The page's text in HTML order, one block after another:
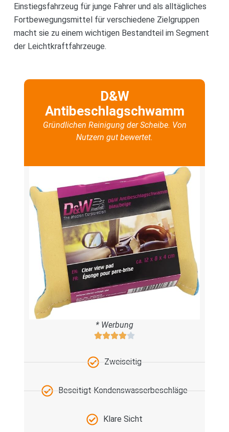
Einstiegsfahrzeug für junge Fahrer und als alltägliches
Fortbewegungsmittel für verschiedene Zielgruppen
macht sie zu einem wichtigen Bestandteil im Segment
der Leichtkraftfahrzeuge.
D&W
Antibeschlagschwamm
Gründlichen Reinigung der Scheibe. Von
Nutzern gut bewertet.
* Werbung
Zweiseitig
Beseitigt Kondenswasserbeschläge
Klare Sicht